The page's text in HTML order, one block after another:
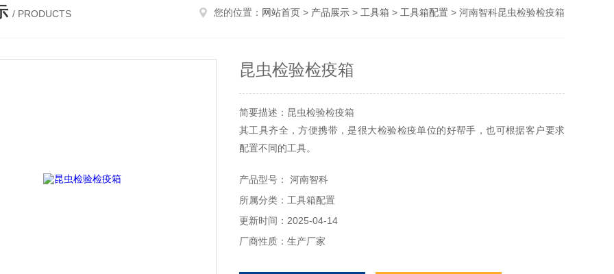
/ PRODUCTS 您的位置： 网站首页 > 产品展示 > 工具箱 > 工具箱配置 > 河南智科昆虫检验检疫箱
昆虫检验检疫箱
简要描述：昆虫检验检疫箱
其工具齐全，方便携带，是很大检验检疫单位的好帮手，也可根据客户要求
配置不同的工具。
产品型号： 河南智科
所属分类：工具箱配置
更新时间：2025-04-14
厂商性质：生产厂家